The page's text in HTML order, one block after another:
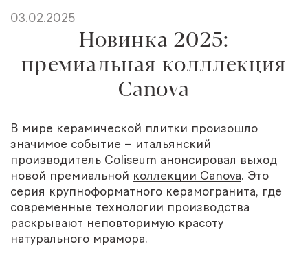
03.02.2025
Новинка 2025:
премиальная колллекция
Canova
В мире керамической плитки произошло
значимое событие – итальянский
производитель Coliseum анонсировал выход
новой премиальной коллекции Canova. Это
серия крупноформатного керамогранита, где
современные технологии производства
раскрывают неповторимую красоту
натурального мрамора.